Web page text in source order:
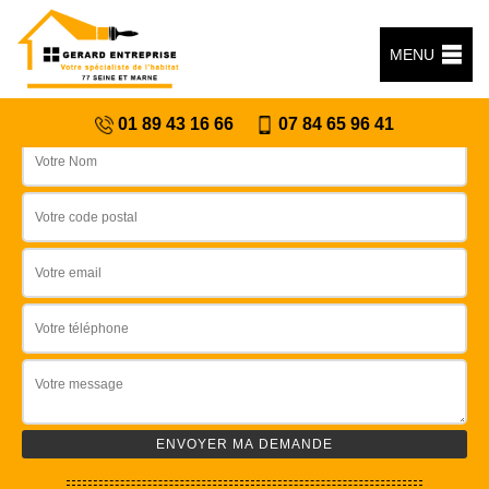
MENU
01 89 43 16 66 07 84 65 96 41
Devis gratuit